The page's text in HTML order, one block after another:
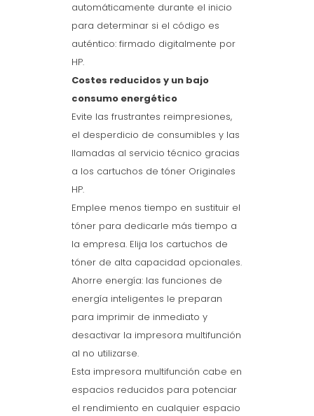
automáticamente durante el inicio
para determinar si el código es
auténtico: firmado digitalmente por
HP.
Costes reducidos y un bajo
consumo energético
Evite las frustrantes reimpresiones,
el desperdicio de consumibles y las
llamadas al servicio técnico gracias
a los cartuchos de tóner Originales
HP.
Emplee menos tiempo en sustituir el
tóner para dedicarle más tiempo a
la empresa. Elija los cartuchos de
tóner de alta capacidad opcionales.
Ahorre energía: las funciones de
energía inteligentes le preparan
para imprimir de inmediato y
desactivar la impresora multifunción
al no utilizarse.
Esta impresora multifunción cabe en
espacios reducidos para potenciar
el rendimiento en cualquier espacio